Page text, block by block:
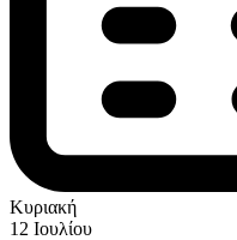
Κυριακή
12 Ιουλίου